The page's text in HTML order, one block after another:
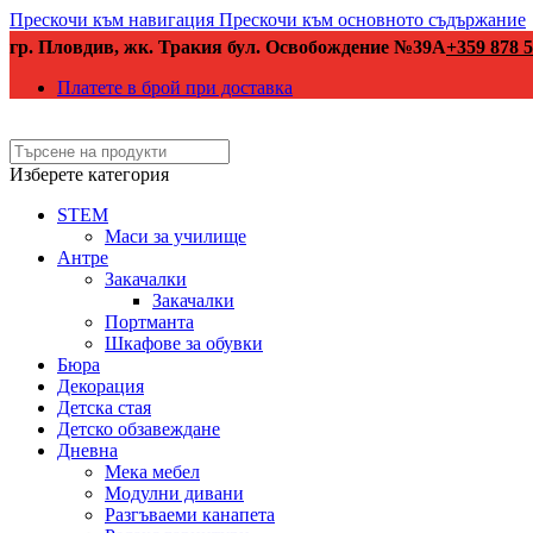
Прескочи към навигация Прескочи към основното съдържание
гр. Пловдив, жк. Тракия бул. Освобождение №39А+359 878
Платете в брой при доставка
Изберете категория
STEM
Маси за училище
Антре
Закачалки
Закачалки
Портманта
Шкафове за обувки
Бюра
Декорация
Детска стая
Детско обзавеждане
Дневна
Мека мебел
Модулни дивани
Разгъваеми канапета